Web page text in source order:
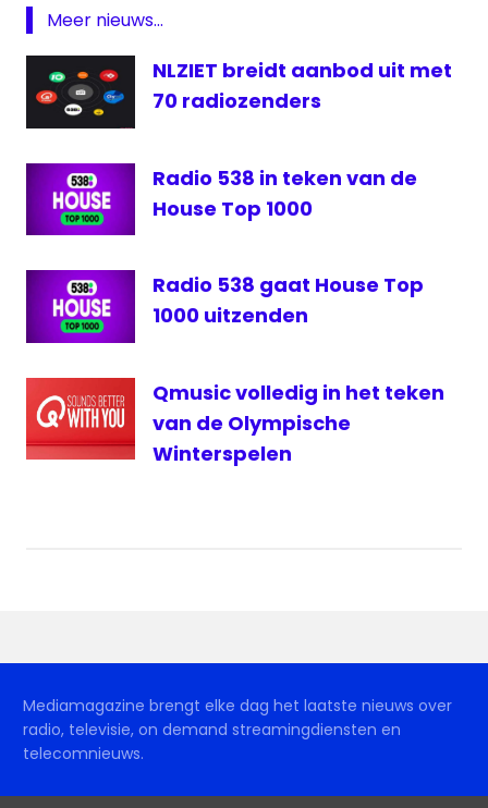
Radio
538
top
40
Meer nieuws...
NLZIET breidt aanbod uit met
70 radiozenders
Radio 538 in teken van de
House Top 1000
Radio 538 gaat House Top
1000 uitzenden
Qmusic volledig in het teken
van de Olympische
Winterspelen
Mediamagazine brengt elke dag het laatste nieuws over
radio, televisie, on demand streamingdiensten en
telecomnieuws.